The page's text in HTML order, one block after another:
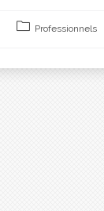
Professionnels